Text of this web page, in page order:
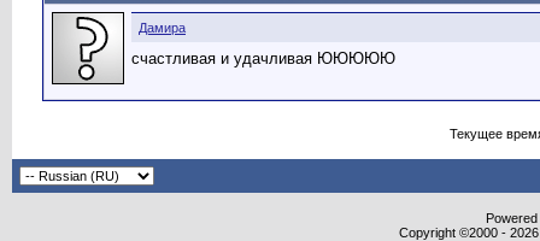
Дамира
счастливая и удачливая ЮЮЮЮЮ
Текущее
Copyright ©2000 -